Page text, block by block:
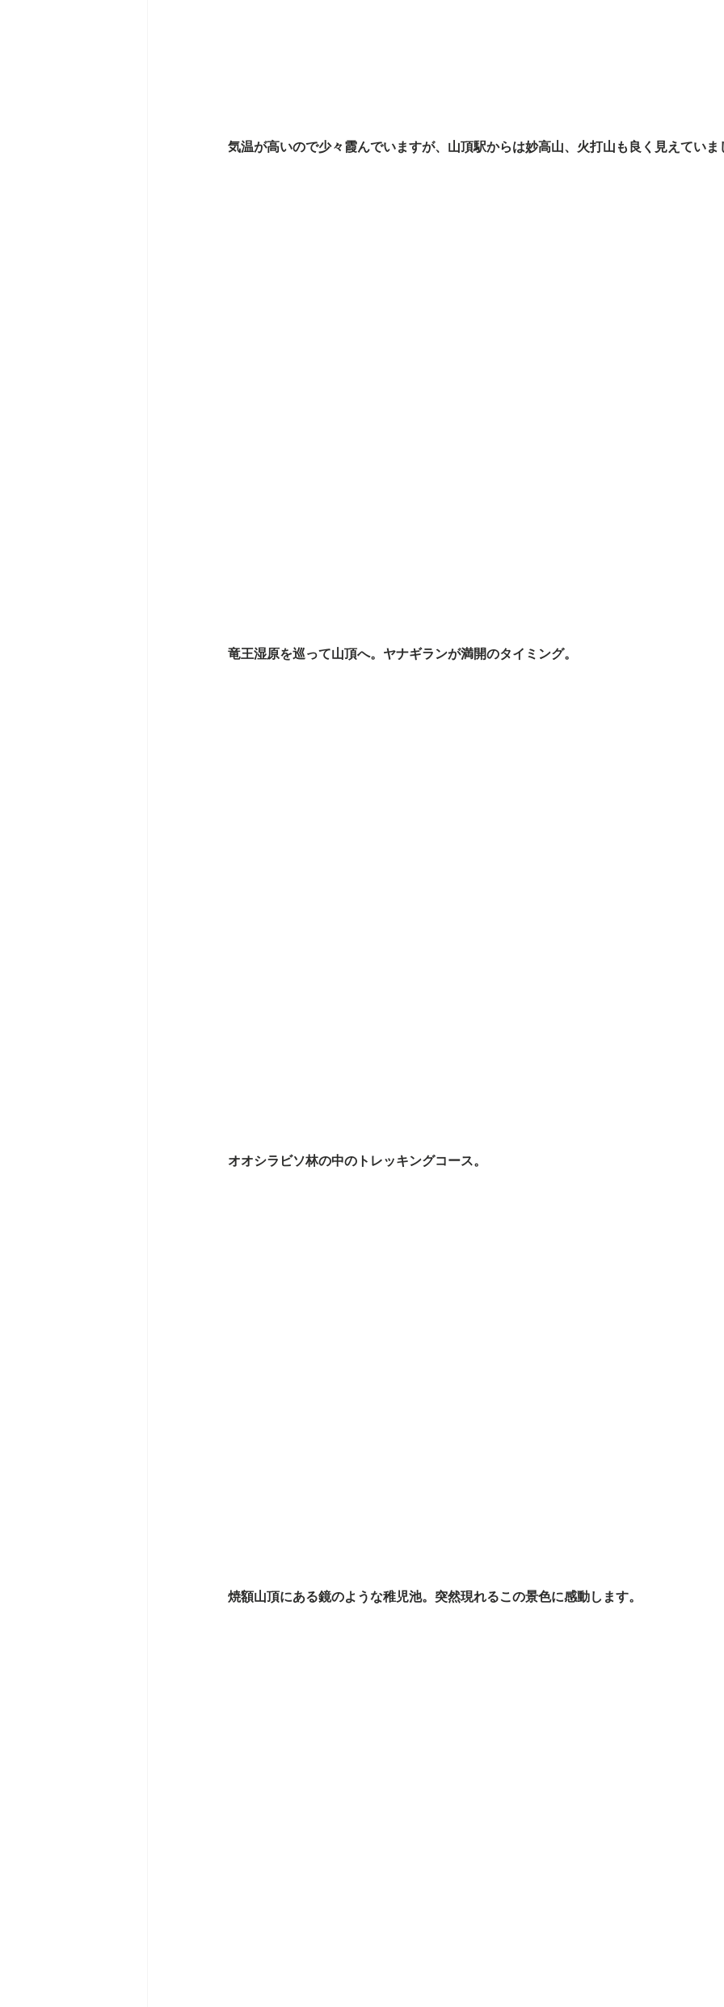
気温が高いので少々霞んでいますが、山頂駅からは妙高山、火打山も良く見えていま
竜王湿原を巡って山頂へ。ヤナギランが満開のタイミング。
オオシラビソ林の中のトレッキングコース。
焼額山頂にある鏡のような稚児池。突然現れるこの景色に感動します。